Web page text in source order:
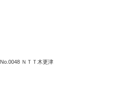
No.0048 ＮＴＴ木更津